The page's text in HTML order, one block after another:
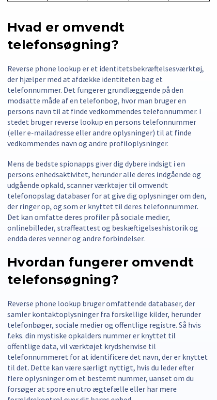
Hvad er omvendt
telefonsøgning?
Reverse phone lookup er et identitetsbekræftelsesværktøj,
der hjælper med at afdække identiteten bag et
telefonnummer. Det fungerer grundlæggende på den
modsatte måde af en telefonbog, hvor man bruger en
persons navn til at finde vedkommendes telefonnummer. I
stedet bruger reverse lookup en persons telefonnummer
(eller e-mailadresse eller andre oplysninger) til at finde
vedkommendes navn og andre profiloplysninger.
Mens de bedste spionapps giver dig dybere indsigt i en
persons enhedsaktivitet, herunder alle deres indgående og
udgående opkald, scanner værktøjer til omvendt
telefonopslag databaser for at give dig oplysninger om den,
der ringer op, og som er knyttet til deres telefonnummer.
Det kan omfatte deres profiler på sociale medier,
onlinebilleder, straffeattest og beskæftigelseshistorik og
endda deres venner og andre forbindelser.
Hvordan fungerer omvendt
telefonsøgning?
Reverse phone lookup bruger omfattende databaser, der
samler kontaktoplysninger fra forskellige kilder, herunder
telefonbøger, sociale medier og offentlige registre. Så hvis
f.eks. din mystiske opkalders nummer er knyttet til
offentlige data, vil værktøjet krydshenvise til
telefonnummeret for at identificere det navn, der er knyttet
til det. Dette kan være særligt nyttigt, hvis du leder efter
flere oplysninger om et bestemt nummer, uanset om du
forsøger at spore en utro ægtefælle eller har mere